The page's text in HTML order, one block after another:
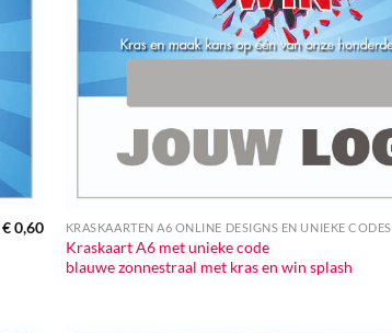
€0,60 KRASKAARTEN A6 ONLINE DESIGNS EN UNIEKE CODES
Kraskaart A6 met unieke code
blauwe zonnestraal met kras en win splash